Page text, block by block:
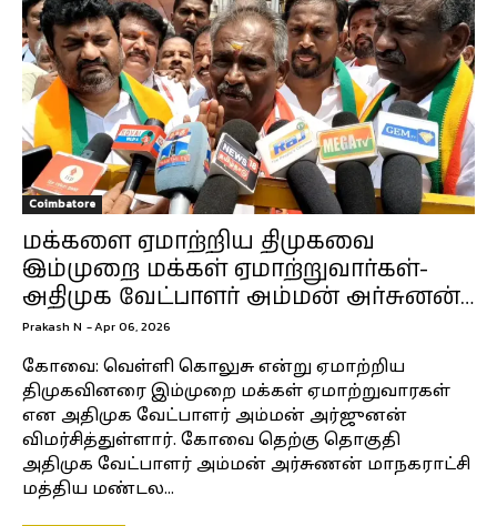
Coimbatore
மக்களை ஏமாற்றிய திமுகவை
இம்முறை மக்கள் ஏமாற்றுவார்கள்-
அதிமுக வேட்பாளர் அம்மன் அர்சுனன்…
Prakash N -Apr 06, 2026
கோவை: வெள்ளி கொலுசு என்று ஏமாற்றிய
திமுகவினரை இம்முறை மக்கள் ஏமாற்றுவாரகள்
என அதிமுக வேட்பாளர் அம்மன் அர்ஜுனன்
விமர்சித்துள்ளார். கோவை தெற்கு தொகுதி
அதிமுக வேட்பாளர் அம்மன் அர்சுணன் மாநகராட்சி
மத்திய மண்டல...